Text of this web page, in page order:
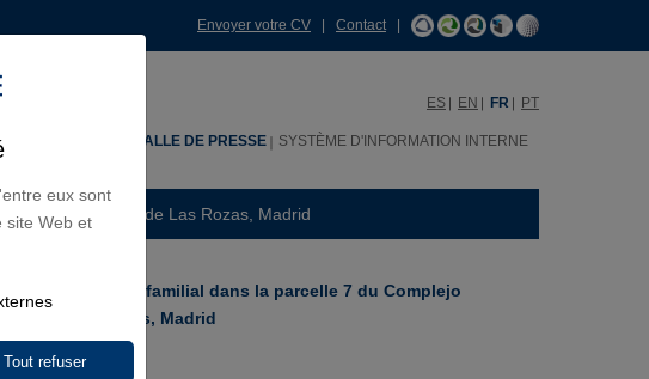
eux sont
site Web et
Envoyer votre CV Contact|
ES EN FR PT
SALLE DE PRESSE SYSTÈME D'INFORMATION INTERNE
El Quintanar de Las Rozas, Madrid
un bâtiment plurifamilial dans la parcelle 7 du Complejo
de Las Rozas, Madrid